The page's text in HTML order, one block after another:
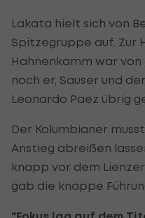
Lakata hielt sich von
Spitzegruppe auf. Zur
Hahnenkamm war
noch er, Sauser und
Leonardo Paez übrig
Der Kolumbianer
Anstieg abreißen
knapp vor dem
gab die knappe